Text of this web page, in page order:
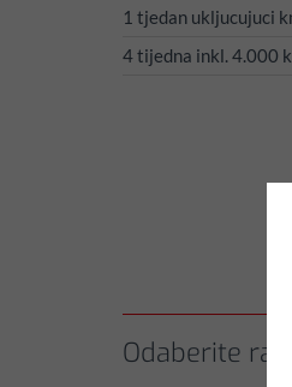
1 tjedan ukljucujuci
4 tijedna inkl. 4.000
Odaberite